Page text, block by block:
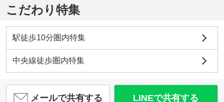
こだわり特集
駅徒歩10分圏内特集
中央線徒歩圏内特集
メールで共有する LINEで共有する